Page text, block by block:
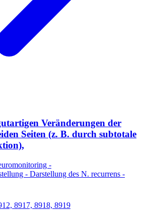
Veränderungen der
Seiten (z. B. durch subtotale
-
- Darstellung des N. recurrens -
8917, 8918, 8919